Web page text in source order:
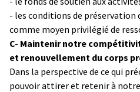
- les conditions de préservation
comme moyen privilégié de
C- Maintenir notre
et renouvellement du corps
Dans la perspective de ce qui
pouvoir attirer et retenir à